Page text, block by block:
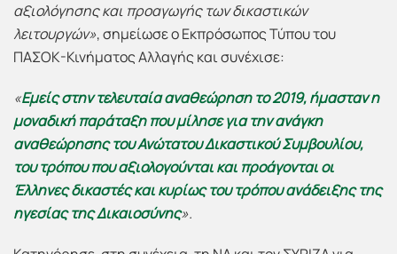
αξιολόγησης και προαγωγής των δικαστικών
λειτουργών», σημείωσε ο Εκπρόσωπος Τύπου του
ΠΑΣΟΚ-Κινήματος Αλλαγής και συνέχισε:
«Εμείςστην τελευταία αναθεώρησητο 2019,ήμαστανη
μοναδική παράταξη που μίλησε για την ανάγκη
αναθεώρησης του Ανώτατου Δικαστικού Συμβουλίου,
του τρόπου που αξιολογούνται και προάγονται οι
Έλληνες δικαστές και κυρίως του τρόπουανάδειξης της
ηγεσίας της Δικαιοσύνης».